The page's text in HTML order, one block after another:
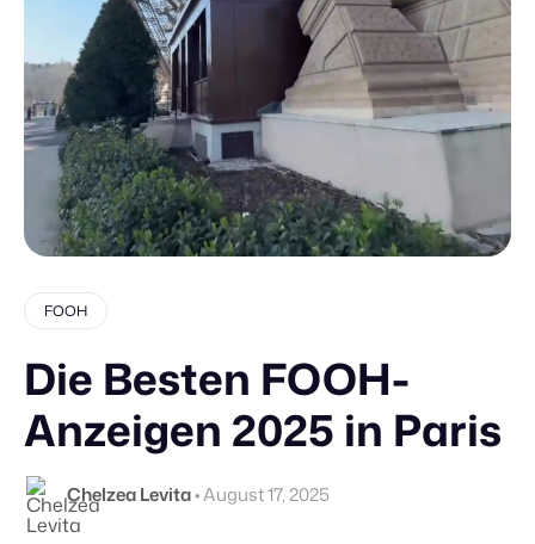
FOOH
Die Besten FOOH-
Anzeigen 2025 in Paris
Chelzea Levita•August 17, 2025